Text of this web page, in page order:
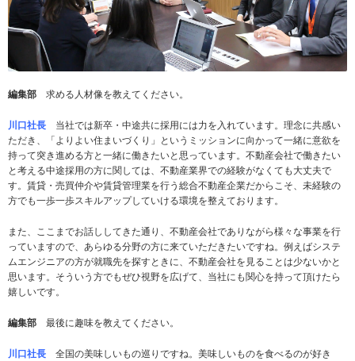
編集部 求める人材像を教えてください。
川口社長 当社では新卒・中途共に採用には力を入れています。理念に共感い
ただき、「よりよい住まいづくり」というミッションに向かって一緒に意欲を
持って突き進める方と一緒に働きたいと思っています。不動産会社で働きたい
と考える中途採用の方に関しては、不動産業界での経験がなくても大丈夫で
す。賃貸・売買仲介や賃貸管理業を行う総合不動産企業だからこそ、未経験の
方でも一歩一歩スキルアップしていける環境を整えております。
また、ここまでお話ししてきた通り、不動産会社でありながら様々な事業を行
っていますので、あらゆる分野の方に来ていただきたいですね。例えばシステ
ムエンジニアの方が就職先を探すときに、不動産会社を見ることは少ないかと
思います。そういう方でもぜひ視野を広げて、当社にも関心を持って頂けたら
嬉しいです。
編集部 最後に趣味を教えてください。
川口社長 全国の美味しいもの巡りですね。美味しいものを食べるのが好き